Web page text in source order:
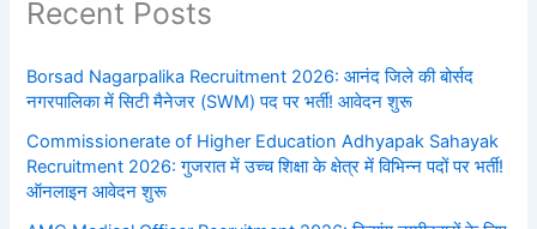
Recent Posts
Borsad Nagarpalika Recruitment 2026: आनंद जिले की बोर्सद
नगरपालिका में सिटी मैनेजर (SWM) पद पर भर्ती! आवेदन शुरू
Commissionerate of Higher Education Adhyapak Sahayak
Recruitment 2026: गुजरात में उच्च शिक्षा के क्षेत्र में विभिन्न पदों पर भर्ती!
ऑनलाइन आवेदन शुरू